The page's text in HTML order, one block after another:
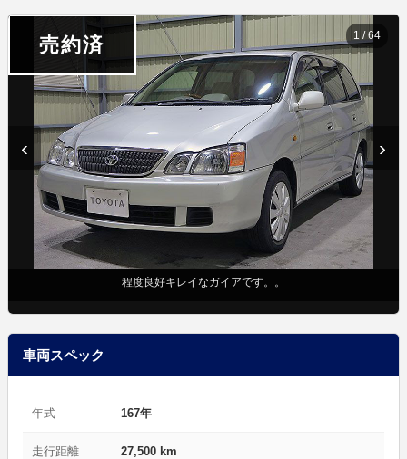
売約済
程度良好キレイなガイアです。。
‹ ›
1 /64
車両スペック
年式 167年
走行距離 27,500 km